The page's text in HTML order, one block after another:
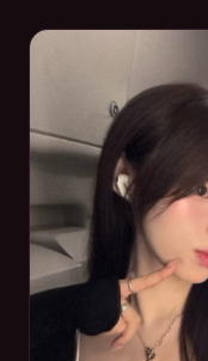
화성 매니저